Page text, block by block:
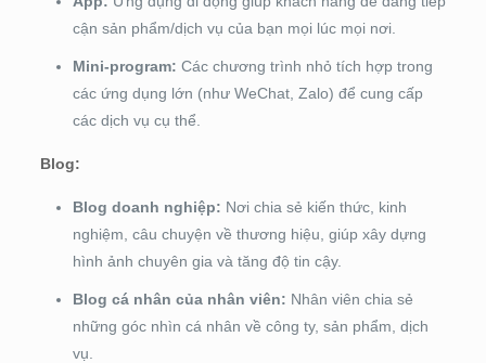
cận sản phẩm/dịch vụ của bạn mọi lúc mọi nơi.
Mini-program: Các chương trình nhỏ tích hợp trong
các ứng dụng lớn (như WeChat, Zalo) để cung cấp
các dịch vụ cụ thể.
Blog:
Blog doanh nghiệp: Nơi chia sẻ kiến thức, kinh
nghiệm, câu chuyện về thương hiệu, giúp xây dựng
hình ảnh chuyên gia và tăng độ tin cậy.
Blog cá nhân của nhân viên: Nhân viên chia sẻ
những góc nhìn cá nhân về công ty, sản phẩm, dịch
vụ.